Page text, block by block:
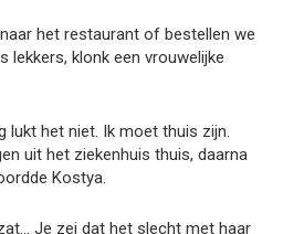
het restaurant of bestellen we
lekkers, klonk een vrouwelijke
lukt het niet. Ik moet thuis zijn.
uit het ziekenhuis thuis, daarna
Kostya.
Je zei dat het slecht met haar